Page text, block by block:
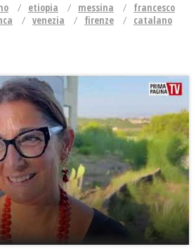
etiopia messina
francesco
venezia firenze catalano